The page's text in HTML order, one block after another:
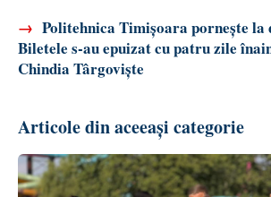
→ Politehnica Timișoara pornește
Biletele s-au epuizat cu patru zile
Chindia Târgoviște
Articole din aceeași categorie